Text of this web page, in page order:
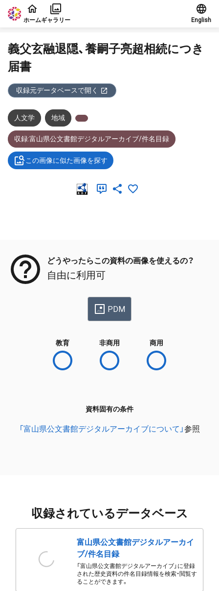
本文に飛ぶ
ホームギャラリー English
義父玄融退隠、養嗣子亮超相続につき
届書
収録元データベースで開く
人文学 地域
収録:富山県公文書館デジタルアーカイブ/件名目録
この画像に似た画像を探す
どうやったらこの資料の画像を使えるの？
自由に利用可
PDM
教育 非商用 商用
資料固有の条件
「富山県公文書館デジタルアーカイブについて」参照
収録されているデータベース
富山県公文書館デジタルアーカイ
ブ/件名目録
「富山県公文書館デジタルアーカイブ」に登録
された歴史資料の件名目録情報を検索・閲覧す
ることができます。